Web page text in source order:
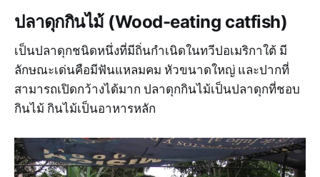
ปลาดุกกินไม้ (Wood-eating catfish)
เป็นปลาดุกชนิดหนึ่งที่มีถิ่นกำเนิดในทวีปอเมริกาใต้ มี
ลักษณะเด่นคือมีฟันแหลมคม หัวขนาดใหญ่ และปากที่
สามารถเปิดกว้างได้มาก ปลาดุกกินไม้เป็นปลาดุกที่ชอบ
กินไม้ กินไม้เป็นอาหารหลัก